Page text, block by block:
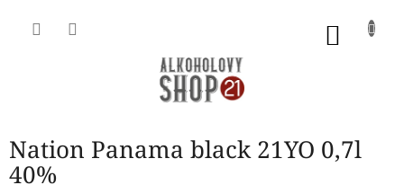
Nation Panama black 21YO 0,7l
40%